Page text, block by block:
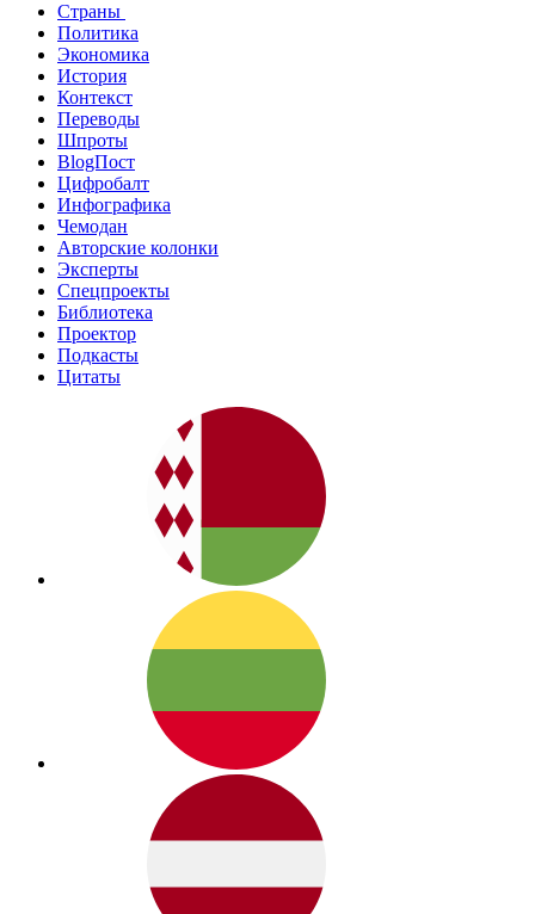
Страны
Политика
Экономика
История
Контекст
Переводы
Шпроты
BlogПост
Цифробалт
Инфографика
Чемодан
Авторские колонки
Эксперты
Спецпроекты
Библиотека
Проектор
Подкасты
Цитаты